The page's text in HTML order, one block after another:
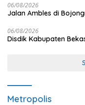
06/08/2026
Jalan Ambles di
06/08/2026
Disdik Kabupaten
Metropolis